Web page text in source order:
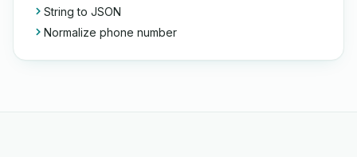
String to JSON
Normalize phone number